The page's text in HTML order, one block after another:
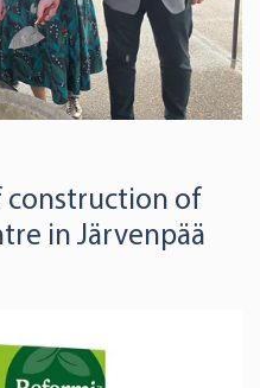
construction of
in Järvenpää